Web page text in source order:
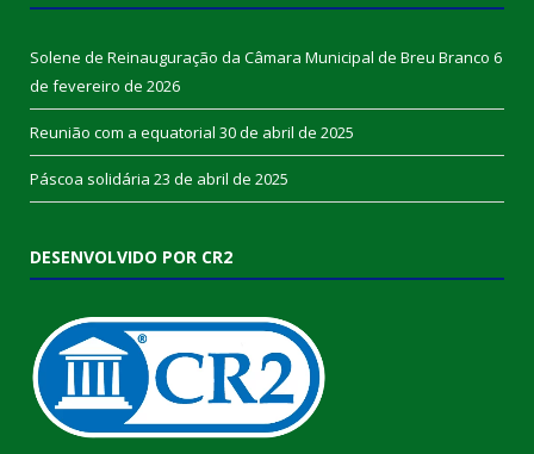
Solene de Reinauguração da Câmara Municipal de Breu Branco 6
de fevereiro de 2026
Reunião com a equatorial 30 de abril de 2025
Páscoa solidária 23 de abril de 2025
DESENVOLVIDO POR CR2